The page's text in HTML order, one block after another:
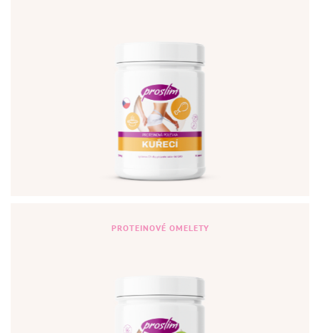
PROTEINOVÉ OMELETY